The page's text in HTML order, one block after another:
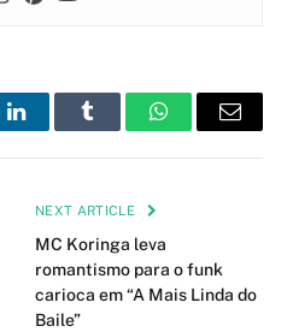
LinkedInTumblr WhatsAppEmail
NEXT ARTICLE
MC Koringa leva
romantismo para o funk
carioca em “A Mais Linda do
Baile”